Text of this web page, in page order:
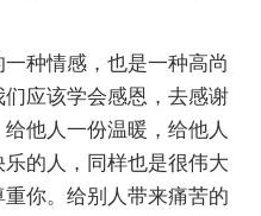
种情感，也是一种高尚
应该学会感恩，去感谢
他人一份温暖，给他人
的人，同样也是很伟大
你。给别人带来痛苦的